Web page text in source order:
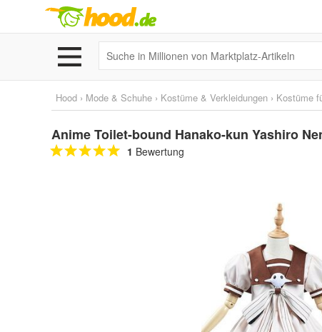
Hood › Mode & Schuhe › Kostüme & Verkleidungen › Kostüme
Anime Toilet-bound Hanako-kun Yashiro
1 Bewertung